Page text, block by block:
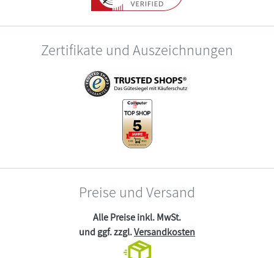
Zertifikate und Auszeichnungen
Preise und Versand
Alle Preise inkl. MwSt.
und ggf. zzgl.Versandkosten